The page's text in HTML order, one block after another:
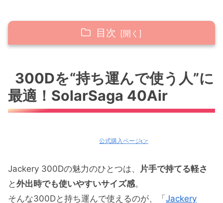
目次
SolarSaga 40Air
非常時・災害対策用に最適：SolarSaga
100W
300Dを“持ち運んで使う人”に
最適！SolarSaga 40Air
公式購入ページ👉
Jackery 300Dの魅力のひとつは、
片手で持てる軽さ
と外出時でも使いやすいサイズ感。
そんな300Dと持ち運んで使えるのが、「Jackery